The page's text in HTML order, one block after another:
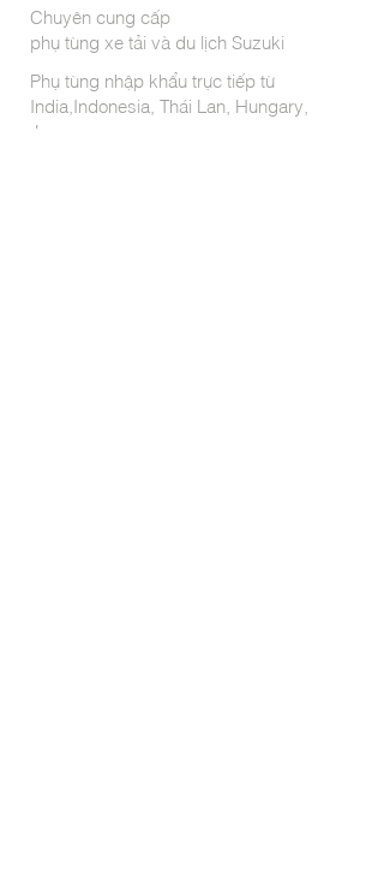
Chuyên cung cấp
phụ tùng xe tải và du lịch Suzuki
Phụ tùng nhập khẩu trực tiếp từ
India,Indonesia, Thái Lan, Hungary,
Japan,...